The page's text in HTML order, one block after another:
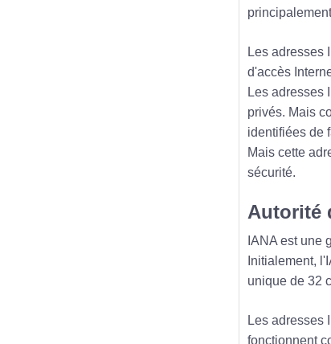
Les adresses
d'accès
Les adresses
privés. Mais
identifiées de
Mais cette
sécurité.
Autorité
IANA est une
Initialement,
unique de 32
Les adresses
fonctionnent